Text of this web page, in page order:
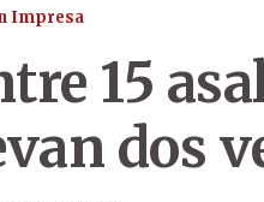
Impresa
15
dos